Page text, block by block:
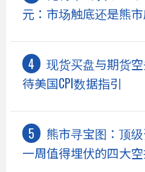
元：市场触底还是熊市
现货买盘与期货
待美国CPI数据指引
熊市寻宝图：顶
一周值得埋伏的四大